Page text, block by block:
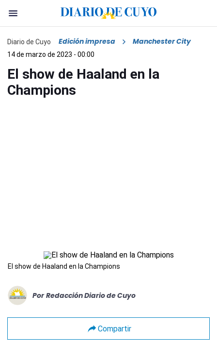
Diario de Cuyo Edición impresa Manchester City
14 de marzo de 2023 - 00:00
El show de Haaland en la
Champions
El show de Haaland en la Champions
Por Redacción Diario de Cuyo
Compartir